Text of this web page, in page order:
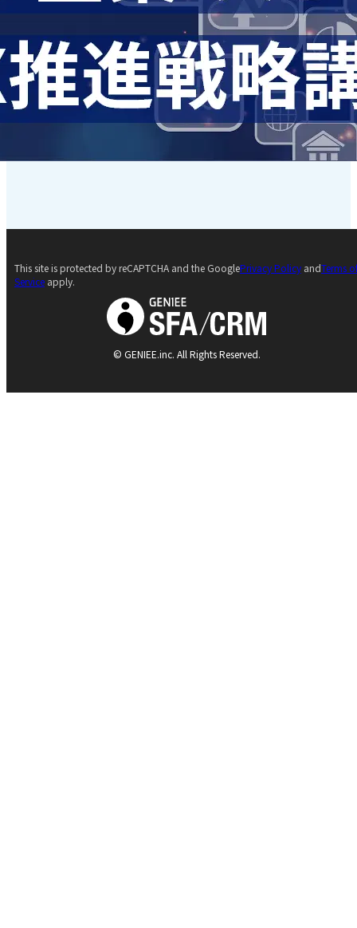
© GENIEE.inc. All Rights Reserved.
This site is protected by reCAPTCHA and the GooglePrivacy Policy andTerms
Service apply.